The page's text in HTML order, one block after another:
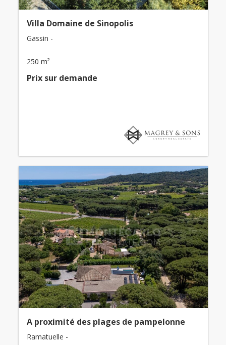
Villa Domaine de Sinopolis
Gassin -
250 m²
Prix ​​sur demande
A proximité des plages de pampelonne
Ramatuelle -